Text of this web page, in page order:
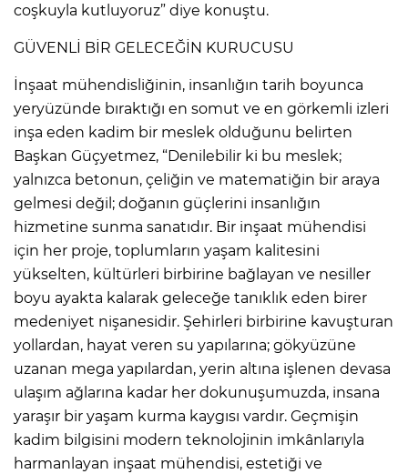
coşkuyla kutluyoruz” diye konuştu.
GÜVENLİ BİR GELECEĞİN KURUCUSU
İnşaat mühendisliğinin, insanlığın tarih boyunca
yeryüzünde bıraktığı en somut ve en görkemli izleri
inşa eden kadim bir meslek olduğunu belirten
Başkan Güçyetmez, “Denilebilir ki bu meslek;
yalnızca betonun, çeliğin ve matematiğin bir araya
gelmesi değil; doğanın güçlerini insanlığın
hizmetine sunma sanatıdır. Bir inşaat mühendisi
için her proje, toplumların yaşam kalitesini
yükselten, kültürleri birbirine bağlayan ve nesiller
boyu ayakta kalarak geleceğe tanıklık eden birer
medeniyet nişanesidir. Şehirleri birbirine kavuşturan
yollardan, hayat veren su yapılarına; gökyüzüne
uzanan mega yapılardan, yerin altına işlenen devasa
ulaşım ağlarına kadar her dokunuşumuzda, insana
yaraşır bir yaşam kurma kaygısı vardır. Geçmişin
kadim bilgisini modern teknolojinin imkânlarıyla
harmanlayan inşaat mühendisi, estetiği ve